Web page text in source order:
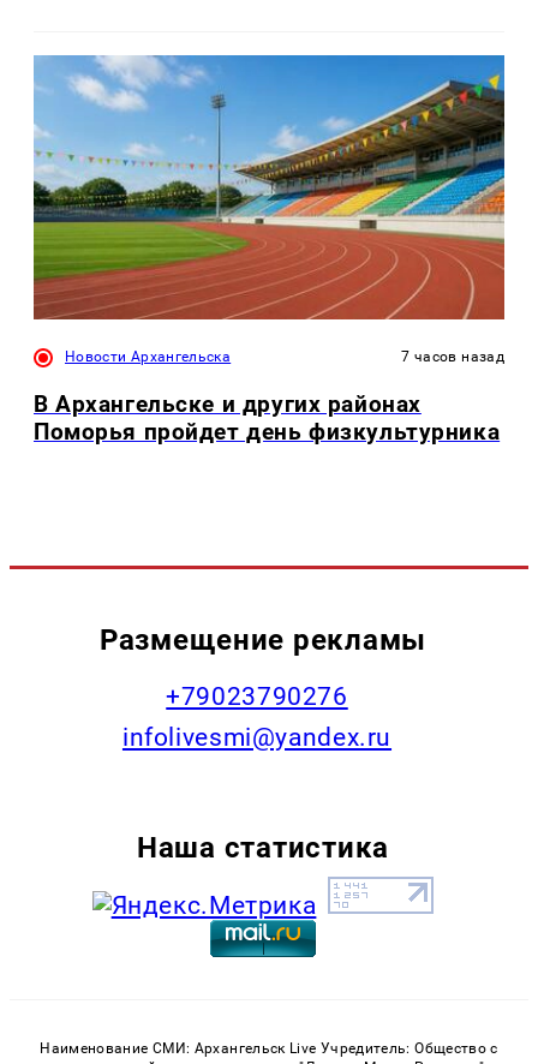
Новости Архангельска 7 часов назад
В Архангельске и других районах
Поморья пройдет день физкультурника
Размещение рекламы
+79023790276
infolivesmi@yandex.ru
Наша статистика
Наименование СМИ: Архангельск Live Учредитель: Общество с